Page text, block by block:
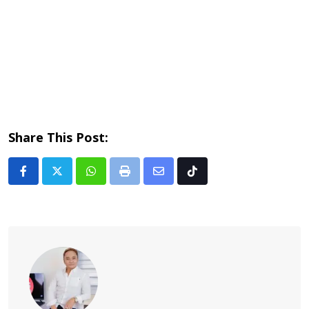
Share This Post:
Whatsapp
Print
Share Tiktok